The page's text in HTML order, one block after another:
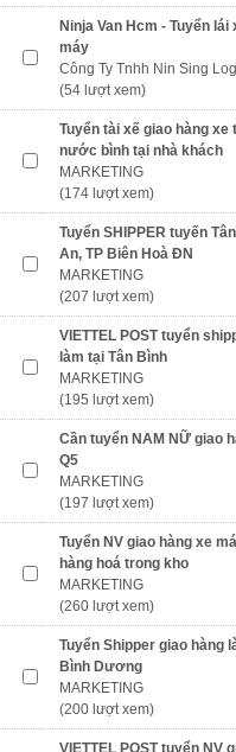
Ninja Van Hcm - Tuyển lái
máy
Công Ty Tnhh Nin Sing
(54 lượt xem)
Tuyển tài xế giao hàng xe
nước bình tại nhà khách
MARKETING
(174 lượt xem)
Tuyển SHIPPER tuyến
An, TP Biên Hoà ĐN
MARKETING
(207 lượt xem)
VIETTEL POST tuyển
làm tại Tân Bình
MARKETING
(195 lượt xem)
Cần tuyển NAM NỮ giao
Q5
MARKETING
(197 lượt xem)
Tuyển NV giao hàng xe
hàng hoá trong kho
MARKETING
(260 lượt xem)
Tuyển Shipper giao hàng
Bình Dương
MARKETING
(200 lượt xem)
VIETTEL POST tuyển NV